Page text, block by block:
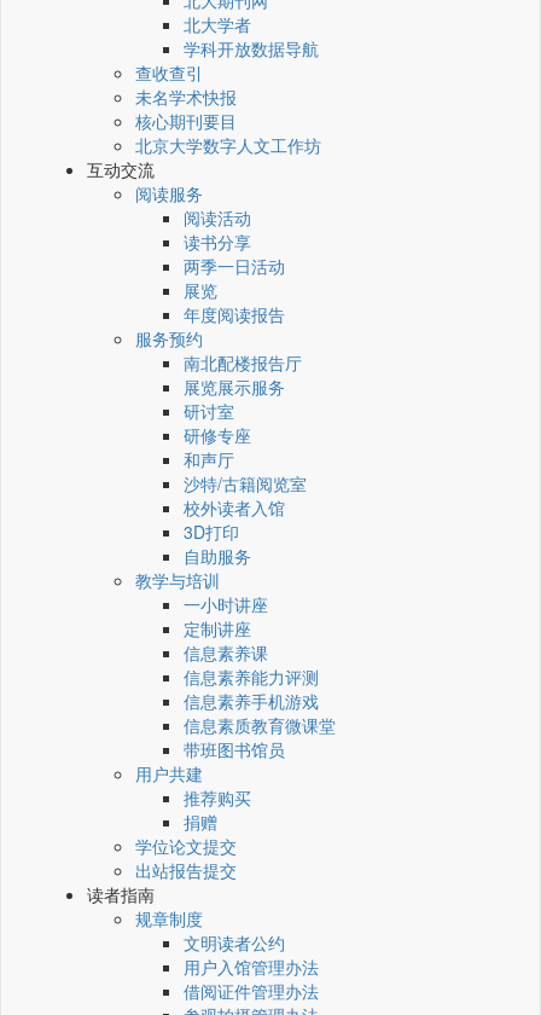
北大学者
学科开放数据导航
查收查引
未名学术快报
核心期刊要目
北京大学数字人文工作坊
互动交流
阅读服务
阅读活动
读书分享
两季一日活动
展览
年度阅读报告
服务预约
南北配楼报告厅
展览展示服务
研讨室
研修专座
和声厅
沙特/古籍阅览室
校外读者入馆
3D打印
自助服务
教学与培训
一小时讲座
定制讲座
信息素养课
信息素养能力评测
信息素养手机游戏
信息素质教育微课堂
带班图书馆员
用户共建
推荐购买
捐赠
学位论文提交
出站报告提交
读者指南
规章制度
文明读者公约
用户入馆管理办法
借阅证件管理办法